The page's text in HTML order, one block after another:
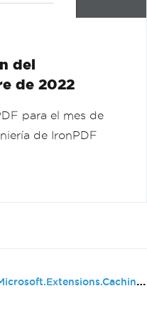
del
de 2022
para el mes de
de IronPDF
Microsoft.Extensions.Caching.Memory...